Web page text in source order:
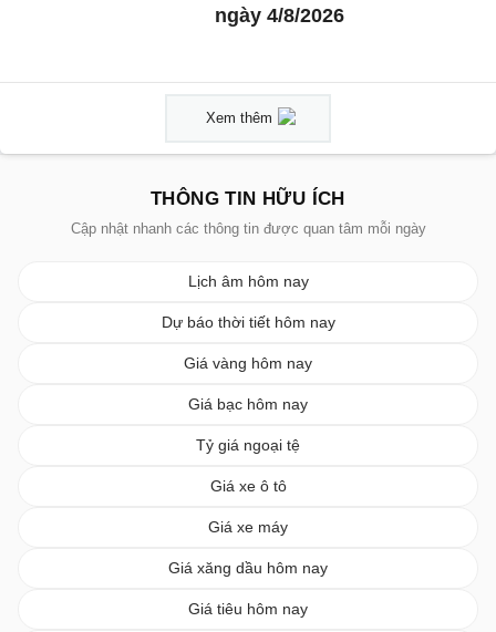
ngày 4/8/2026
Xem thêm
THÔNG TIN HỮU ÍCH
Cập nhật nhanh các thông tin được quan tâm mỗi ngày
Lịch âm hôm nay
Dự báo thời tiết hôm nay
Giá vàng hôm nay
Giá bạc hôm nay
Tỷ giá ngoại tệ
Giá xe ô tô
Giá xe máy
Giá xăng dầu hôm nay
Giá tiêu hôm nay